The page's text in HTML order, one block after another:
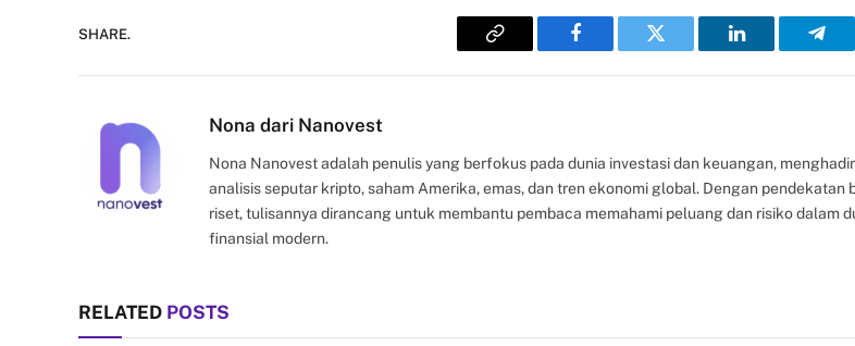
SHARE.
Copy
Facebook Twitter LinkedIn
Nona dari Nanovest
Nona Nanovest adalah penulis yang berfokus pada dunia investasi dan keuangan,
analisis seputar kripto, saham Amerika, emas, dan tren ekonomi global. Dengan pendekatan
riset, tulisannya dirancang untuk membantu pembaca memahami peluang dan risiko dalam
finansial modern.
RELATED POSTS